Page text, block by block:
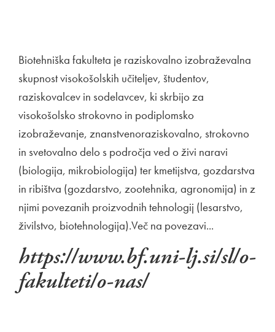
Biotehniška fakulteta je raziskovalno izobraževalna
skupnost visokošolskih učiteljev, študentov,
raziskovalcev in sodelavcev, ki skrbijo za
visokošolsko strokovno in podiplomsko
izobraževanje, znanstvenoraziskovalno, strokovno
in svetovalno delo s področja ved o živi naravi
(biologija, mikrobiologija) ter kmetijstva, gozdarstva
in ribištva (gozdarstvo, zootehnika, agronomija) in z
njimi povezanih proizvodnih tehnologij (lesarstvo,
živilstvo, biotehnologija).Več na povezavi...
https://www.bf.uni-lj.si/sl/o-
fakulteti/o-nas/